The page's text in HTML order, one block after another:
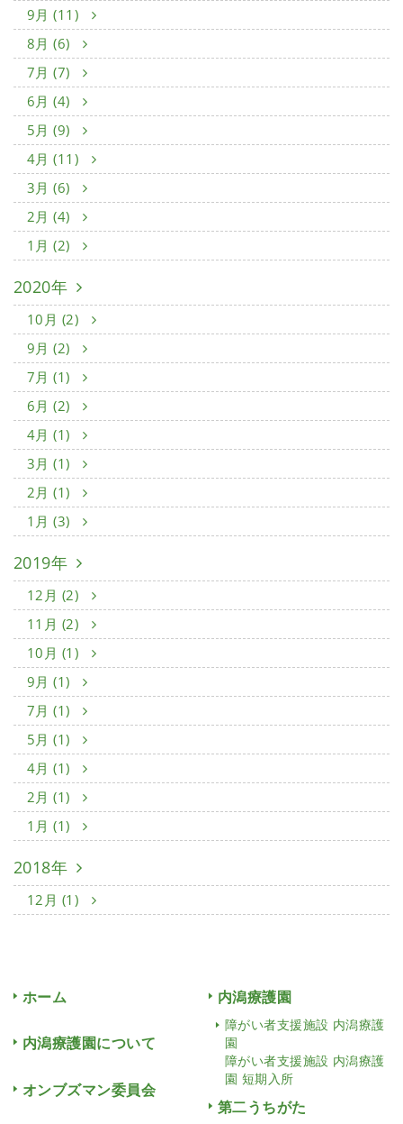
9月 (11)
8月 (6)
7月 (7)
6月 (4)
5月 (9)
4月 (11)
3月 (6)
2月 (4)
1月 (2)
2020年
10月 (2)
9月 (2)
7月 (1)
6月 (2)
4月 (1)
3月 (1)
2月 (1)
1月 (3)
2019年
12月 (2)
11月 (2)
10月 (1)
9月 (1)
7月 (1)
5月 (1)
4月 (1)
2月 (1)
1月 (1)
2018年
12月 (1)
ホーム
内潟療護園について
オンブズマン委員会
内潟療護園
障がい者支援施設 内潟療護
園
障がい者支援施設 内潟療護
園 短期入所
第二うちがた